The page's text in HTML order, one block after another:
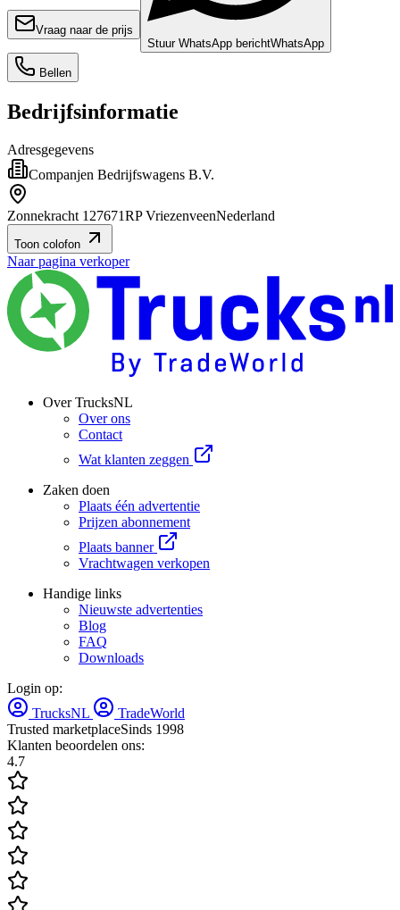
Vraag naar de prijs
Stuur WhatsApp berichtWhatsApp
Bellen
Bedrijfsinformatie
Adresgegevens
Companjen Bedrijfswagens B.V.
Zonnekracht 127671RP VriezenveenNederland
Toon colofon
Naar pagina verkoper
Over TrucksNL
Over ons
Contact
Wat klanten zeggen
Zaken doen
Plaats één advertentie
Prijzen abonnement
Plaats banner
Vrachtwagen verkopen
Handige links
Nieuwste advertenties
Blog
FAQ
Downloads
Login op:
TrucksNL
TradeWorld
Trusted marketplaceSinds 1998
Klanten beoordelen ons:
4.7